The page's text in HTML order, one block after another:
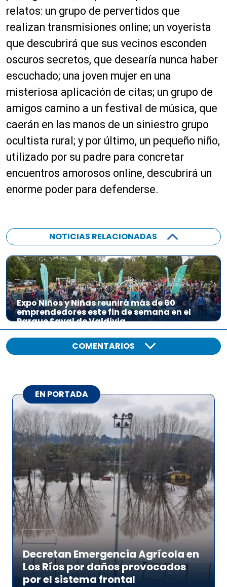
relatos: un grupo de pervertidos que
realizan transmisiones online; un voyerista
que descubrirá que sus vecinos esconden
oscuros secretos, que desearía nunca haber
escuchado; una joven mujer en una
misteriosa aplicación de citas; un grupo de
amigos camino a un festival de música, que
caerán en las manos de un siniestro grupo
ocultista rural; y por último, un pequeño niño,
utilizado por su padre para concretar
encuentros amorosos online, descubrirá un
enorme poder para defenderse.
NOTICIAS RELACIONADAS
Expo Niños y Niñas reunirá más de 60
emprendedores este fin de semana en el
Parque Saval de Valdivia
COMENTARIOS
EN PORTADA
Decretan Emergencia Agrícola en
Los Ríos por daños provocados
por el sistema frontal